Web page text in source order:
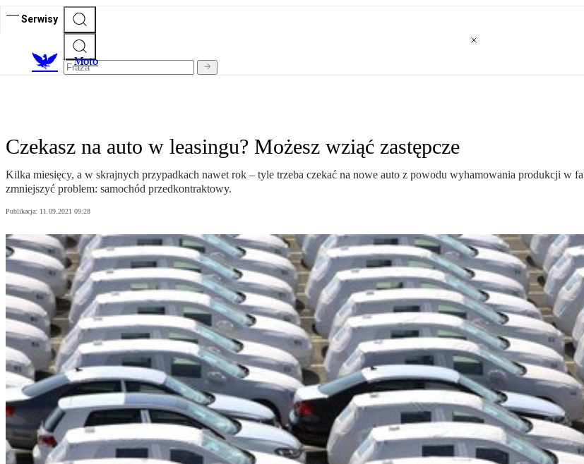
Serwisy
Moto
Czekasz na auto w leasingu? Możesz wziąć zastępcze
Kilka miesięcy, a w skrajnych przypadkach nawet rok – tyle trzeba czekać na nowe auto z powodu wyhamowania produkcji w
zmniejszyć problem: samochód przedkontraktowy.
Publikacja: 11.09.2021 09:28